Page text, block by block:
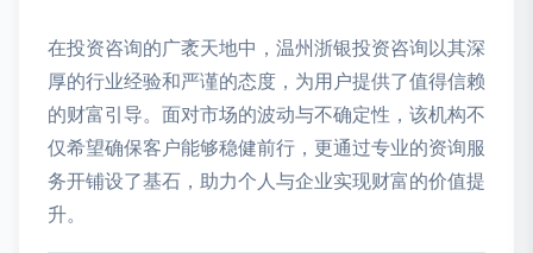
在投资咨询的广袤天地中，温州浙银投资咨询以其深
厚的行业经验和严谨的态度，为用户提供了值得信赖
的财富引导。面对市场的波动与不确定性，该机构不
仅希望确保客户能够稳健前行，更通过专业的资询服
务开铺设了基石，助力个人与企业实现财富的价值提
升。